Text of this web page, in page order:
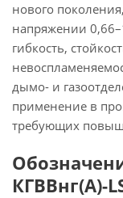
нового
напряжении
гибкость,
дымо- и
применение в
требующих
КГВВнг(А)-